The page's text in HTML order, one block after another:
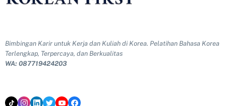
Bimbingan Karir untuk Kerja dan Kuliah di Korea. Pelatihan Bahasa Korea
Terlengkap, Terpercaya, dan Berkualitas
WA: 087719424203